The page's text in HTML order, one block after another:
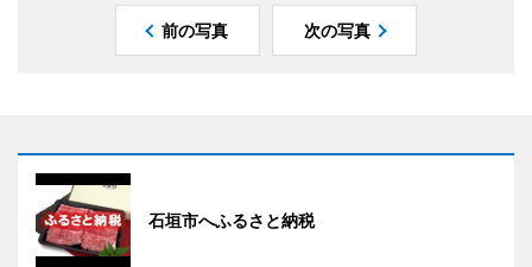
前の写真 次の写真
石垣市へふるさと納税